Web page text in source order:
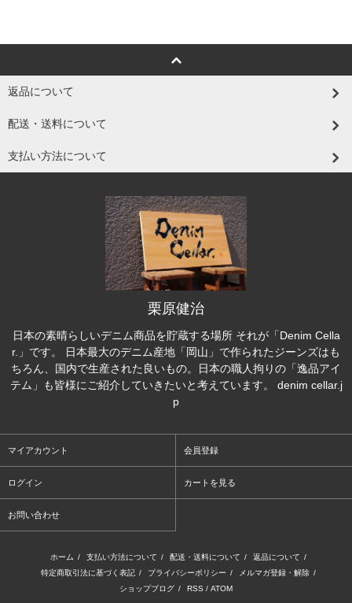
返品について
配送・送料について
支払い方法について
栗原健治
日本の素晴らしいデニム商品を貯蔵する場所 それが「Denim Cella
r.」です。 日本最大のデニム産地「岡山」で作られたジーンズはも
ちろん、国内で生産された良いもの。日本の職人拘りの「逸品アイ
テム」も皆様にご紹介していきたいと考えています。 denim cellar.j
p
マイアカウント 会員登録
ログイン カートを見る
お問い合わせ
ホーム / 支払い方法について / 配送・送料について / 返品について /
特定商取引法に基づく表記 / プライバシーポリシー / メルマガ登録・解除 /
ショップブログ / RSS / ATOM